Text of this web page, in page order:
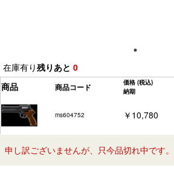
在庫有り残りあと 0
商品
商品コード 価格 (税込)
納期
ms604752 ￥10,780
申し訳ございませんが、只今品切れ中です。